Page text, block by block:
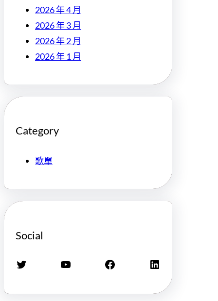
2026 年 4 月
2026 年 3 月
2026 年 2 月
2026 年 1 月
Category
歌單
Social
X YouTube Facebook LinkedIn